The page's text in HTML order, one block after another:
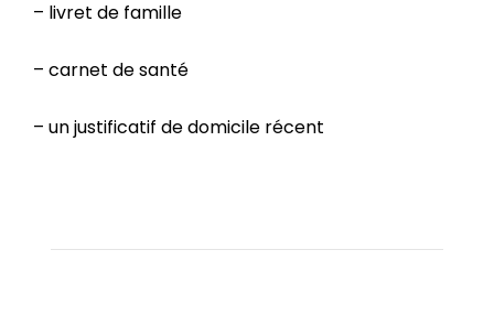
– livret de famille
– carnet de santé
– un justificatif de domicile récent